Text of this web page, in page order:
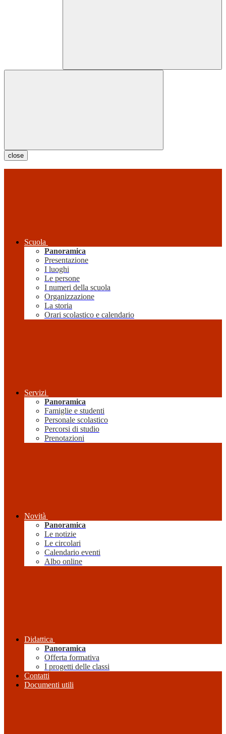
close
Scuola
Panoramica
Presentazione
I luoghi
Le persone
I numeri della scuola
Organizzazione
La storia
Orari scolastico e calendario
Servizi
Panoramica
Famiglie e studenti
Personale scolastico
Percorsi di studio
Prenotazioni
Novità
Panoramica
Le notizie
Le circolari
Calendario eventi
Albo online
Didattica
Panoramica
Offerta formativa
I progetti delle classi
Contatti
Documenti utili